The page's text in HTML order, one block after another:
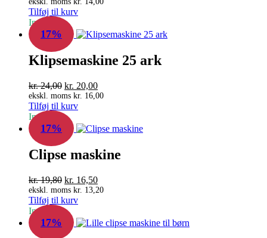
pris
var:
kr. 21,00.kr. 17,50.
Tilføj til kurv
In Stock
17%
Klipsemaskine 25 ark
kr.24,00 Den
oprindelige
pris
var:
kr. 24,00.
kr. 20,00Den
aktuelle
kr. 20,00.
ekskl. moms kr. 16,00
Tilføj til kurv
In Stock
17%
Clipse maskine
kr.19,80 Den
oprindelige
pris
var:
kr. 19,80.
kr. 16,50Den
aktuelle
kr. 16,50.
ekskl. moms kr. 13,20
Tilføj til kurv
In Stock
17%